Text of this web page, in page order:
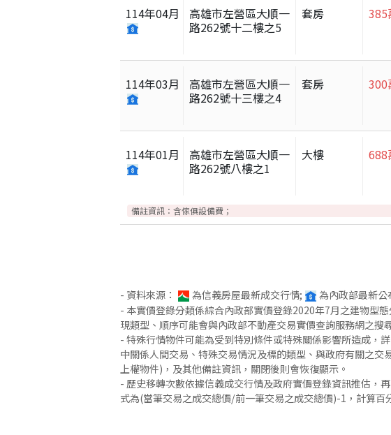
114年04月
高雄市左營區大順一
路262號十二樓之5
套房 385
114年03月
高雄市左營區大順一
路262號十三樓之4
套房 300
114年01月
高雄市左營區大順一
路262號八樓之1
大樓 688
備註資訊： 含傢俱設備費；
- 資料來源： 為信義房屋最新成交行情; 為內政部最新
- 本實價登錄分類係綜合內政部實價登錄2020年7月之建物型
現類型、順序可能會與內政部不動產交易實價查詢服務網之搜
- 特殊行情物件可能為受到特別條件或特殊關係影響所造成，
中關係人間交易、特殊交易情況及標的類型、與政府有關之
上權物件)，及其他備註資訊，關閉後則會恢復顯示。
- 歷史移轉次數依據信義成交行情及政府實價登錄資訊推估，
式為(當筆交易之成交總價/前一筆交易之成交總價)-1，計算